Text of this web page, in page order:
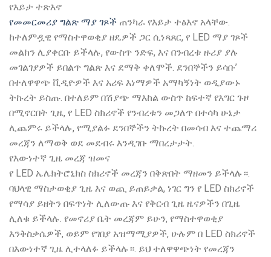
የእይታ ተጽእኖ
የመመርመሪያ ግልጽ ማያ ገጾች ጠንካራ የእይታ ተፅእኖ አላቸው.
ከተለምዷዊ የማስተዋወቂያ ዘዴዎች ጋር ሲነጻጸር, የ LED ማያ ገጾች
መልክን ሊያቀርቡ ይችላሉ, የውስጥ ንድፍ, እና በንብረቱ ዙሪያ ያሉ
መገልገያዎች ይበልጥ ግልጽ እና ደማቅ ቀለሞች. ደንበኞችን ይሳቡ’
በተለዋዋጭ ቪዲዮዎች እና አሪፍ እነማዎች አማካኝነት ወዲያውኑ
ትኩረት ይስጡ. በተለይም በሽያጭ ማእከል ውስጥ ከፍተኛ የእግር ጉዞ
በሚኖርበት ጊዜ, የ LED ስክሪኖች የንብረቱን መጋለጥ በተሳካ ሁኔታ
ሊጨምሩ ይችላሉ, የሚያልፉ ደንበኞችን ትኩረት በመሳብ እና ተጨማሪ
መረጃን ለማወቅ ወደ መደብሩ እንዲገቡ ማበረታታት.
የእውነተኛ ጊዜ መረጃ ዝመና
የ LED ኤሌክትሮኒክስ ስክሪኖች መረጃን በቅጽበት ማዘመን ይችላሉ።.
ባህላዊ ማስታወቂያ ጊዜ እና ወጪ ይጠይቃል, ነገር ግን የ LED ስክሪኖች
የማሳያ ይዘትን በፍጥነት ሊለውጡ እና የቅርብ ጊዜ ዜናዎችን በጊዜ
ሊለቁ ይችላሉ. የመኖሪያ ቤት መረጃም ይሁን, የማስተዋወቂያ
እንቅስቃሴዎች, ወይም የገበያ አዝማሚያዎች, ሁሉም በ LED ስክሪኖች
በእውነተኛ ጊዜ ሊተላለፉ ይችላሉ።. ይህ ተለዋዋጭነት የመረጃን